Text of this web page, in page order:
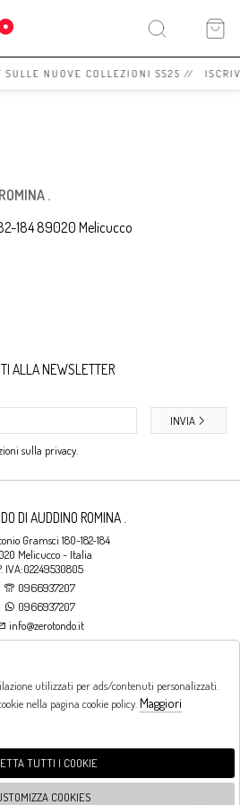
SULLE NUOVE COLLEZIONI SS25 //
.
184 89020 Melicucco
ALLA NEWSLETTER
sulla privacy.
INVIA
DI AUDDINO ROMINA .
Gramsci 180-182-184
Melicucco - Italia
IVA:02249530805
0966937207
0966937207
info@zerotondo.it
di apertura
- DALLE 16:00 ALLE 20:00 DAL MARTEDI AL
utilizzati per ads/contenuti personalizzati.
nella pagina cookie policy. Maggiori
TUTTI I COOKIE
COOKIES